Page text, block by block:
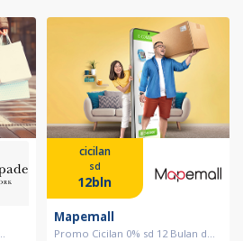
cicilan
sd
12bln
Mapemall
Promo Cicilan 0% sd 12 Bulan d...